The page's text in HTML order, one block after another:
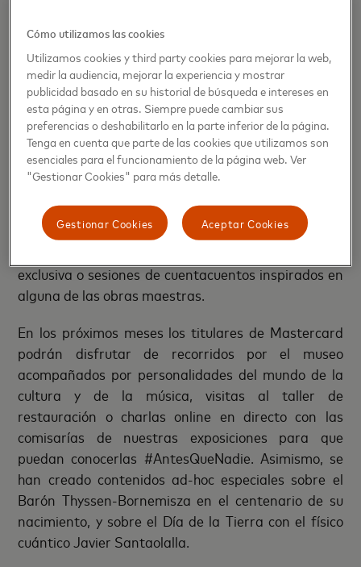
La relación de Mastercard con el museo incluye
también una larga e interesante lista de actividades
Priceless, tanto presenciales, como es el caso de las
visitas explicadas por alguna personalidad del
mundo de la cultura seguidas de un aperitivo o
explicaciones en el taller de restauración, como
digitales: vídeos con especialistas desvelando los
secretos mejor guardados de los cuadros, visitas
exclusiva o sesiones de cuentacuentos inspirados en
alguna de las obras maestras.
En los próximos meses los titulares de Mastercard
podrán disfrutar de recorridos por el museo
acompañados por personalidades del mundo de la
cultura y de la música, visitas al taller de
restauración o charlas online en directo con las
comisarías de nuestras exposiciones para que
puedan conocerlas #AntesQueNadie. Asimismo, se
han creado contenidos ad-hoc especiales sobre el
Barón Thyssen-Bornemisza en el centenario de su
nacimiento, y sobre el Día de la Tierra con el físico
cuántico Javier Santaolalla.
Cómo utilizamos las cookies
Utilizamos cookies y third party cookies para mejorar la web,
medir la audiencia, mejorar la experiencia y mostrar
publicidad basado en su historial de búsqueda e intereses en
esta página y en otras. Siempre puede cambiar sus
preferencias o deshabilitarlo en la parte inferior de la página.
Tenga en cuenta que parte de las cookies que utilizamos son
esenciales para el funcionamiento de la página web. Ver
"Gestionar Cookies" para más detalle.
Aceptar Cookies
Gestionar Cookies